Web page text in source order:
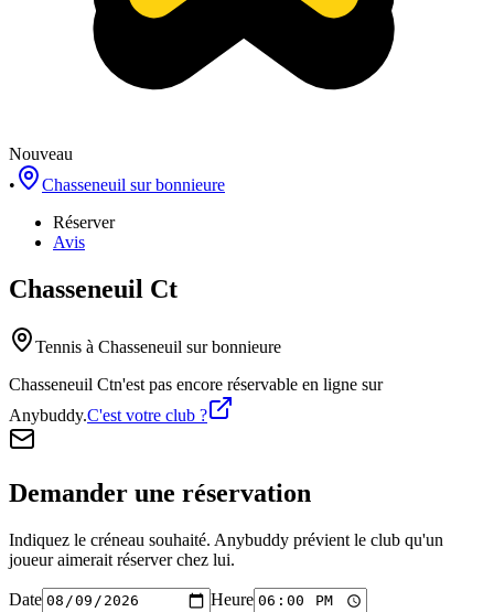
Nouveau
•
Chasseneuil sur bonnieure
Réserver
Avis
Chasseneuil Ct
Tennis à Chasseneuil sur bonnieure
Chasseneuil Ctn'est pas encore réservable en ligne sur
Anybuddy.C'est votre club ?
Demander une réservation
Indiquez le créneau souhaité. Anybuddy prévient le club qu'un
joueur aimerait réserver chez lui.
Date Heure